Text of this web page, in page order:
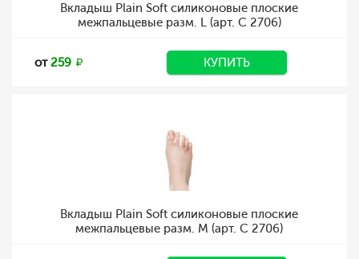
Вкладыш Plain Soft силиконовые плоские
межпальцевые разм. L (арт. C 2706)
от259 КУПИТЬ
Вкладыш Plain Soft силиконовые плоские
межпальцевые разм. M (арт. C 2706)